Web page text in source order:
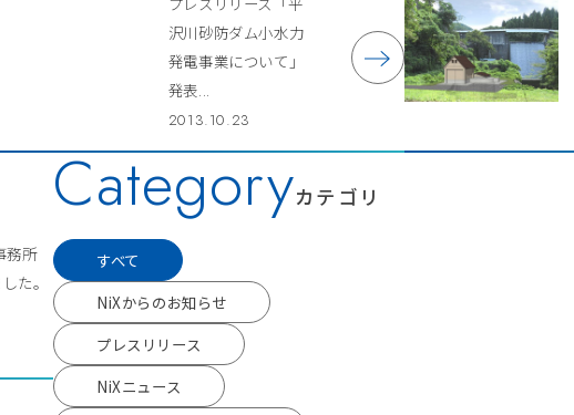
沢川砂防ダム小水力
発電事業について」
発表...
2013.10.23
務所
た。
Categoryカテゴリ
すべて
NiXからのお知らせ
プレスリリース
NiXニュース